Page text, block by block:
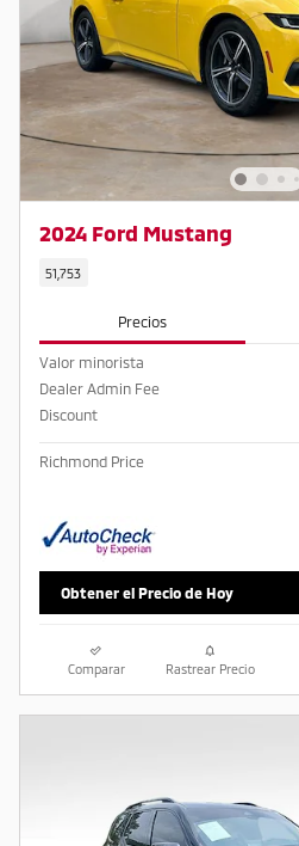
2024 Ford Mustang
51,753
Precios
Valor minorista
Dealer Admin Fee
Discount
Richmond Price
Obtener el Precio de Hoy
Comparar Rastrear Precio